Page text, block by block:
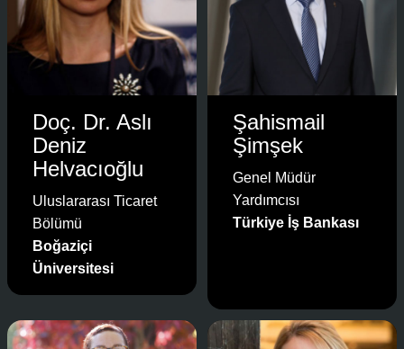
Doç. Dr. Aslı
Deniz
Helvacıoğlu
Uluslararası Ticaret
Bölümü
Boğaziçi
Üniversitesi
Şahismail
Şimşek
Genel Müdür
Yardımcısı
Türkiye İş Bankası